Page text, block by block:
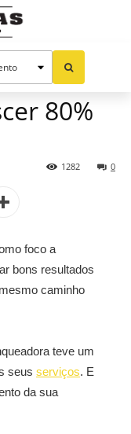
80%
0
1282
foco a
bons resultados
caminho
teve um
seus serviços. E
da sua